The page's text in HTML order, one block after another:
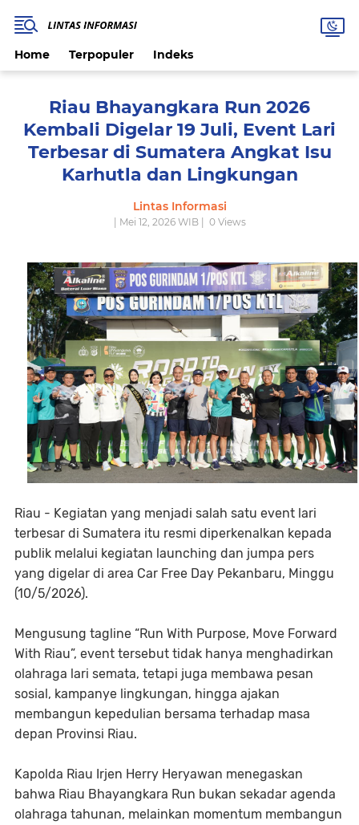
Home Terpopuler Indeks
Riau Bhayangkara Run 2026
Kembali Digelar 19 Juli, Event Lari
Terbesar di Sumatera Angkat Isu
Karhutla dan Lingkungan
Lintas Informasi
| Mei 12, 2026 WIB | 0Views
Riau - Kegiatan yang menjadi salah satu event lari
terbesar di Sumatera itu resmi diperkenalkan kepada
publik melalui kegiatan launching dan jumpa pers
yang digelar di area Car Free Day Pekanbaru, Minggu
(10/5/2026).
Mengusung tagline “Run With Purpose, Move Forward
With Riau”, event tersebut tidak hanya menghadirkan
olahraga lari semata, tetapi juga membawa pesan
sosial, kampanye lingkungan, hingga ajakan
membangun kepedulian bersama terhadap masa
depan Provinsi Riau.
Kapolda Riau Irjen Herry Heryawan menegaskan
bahwa Riau Bhayangkara Run bukan sekadar agenda
olahraga tahunan, melainkan momentum membangun